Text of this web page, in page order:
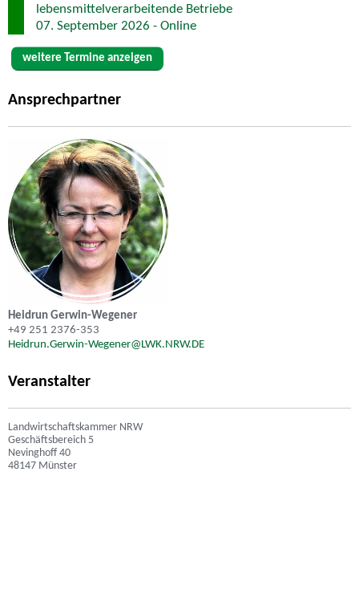
lebensmittelverarbeitende Betriebe
07. September 2026 - Online
weitere Termine anzeigen
Ansprechpartner
Heidrun Gerwin-Wegener
+49 251 2376-353
Heidrun.Gerwin-Wegener@LWK.NRW.DE
Veranstalter
Landwirtschaftskammer NRW
Geschäftsbereich 5
Nevinghoff 40
48147 Münster